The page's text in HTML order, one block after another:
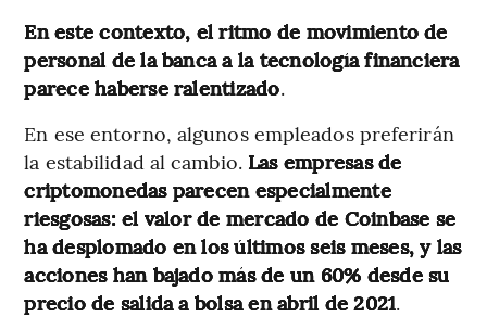
En este contexto, el ritmo de movimiento de
personal de la banca a la tecnología financiera
parece haberse ralentizado.
En ese entorno, algunos empleados preferirán
la estabilidad al cambio. Las empresas de
criptomonedas parecen especialmente
riesgosas: el valor de mercado de Coinbase se
ha desplomado en los últimos seis meses, y las
acciones han bajado más de un 60% desde su
precio de salida a bolsa en abril de 2021.